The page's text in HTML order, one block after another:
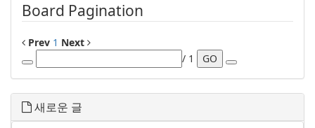
Board Pagination
Prev 1 Next
/ 1
GO
새로운 글